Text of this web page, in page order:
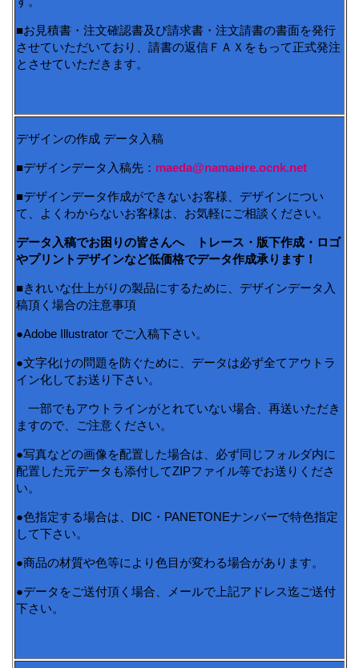
■お見積書・注文確認書及び請求書・注文請書の書面を発行
させていただいており、請書の返信ＦＡＸをもって正式発注
とさせていただきます。
デザインの作成 データ入稿
■デザインデータ入稿先： maeda@namaeire.ocnk.net
■デザインデータ作成ができないお客様、デザインについ
て、よくわからないお客様は、お気軽にご相談ください。
データ入稿でお困りの皆さんへ トレース・版下作成・ロゴ
やプリントデザインなど低価格でデータ作成承ります！
■きれいな仕上がりの製品にするために、デザインデータ入
稿頂く場合の注意事項
●Adobe Illustrator でご入稿下さい。
●文字化けの問題を防ぐために、データは必ず全てアウトラ
イン化してお送り下さい。
一部でもアウトラインがとれていない場合、再送いただき
ますので、ご注意ください。
●写真などの画像を配置した場合は、必ず同じフォルダ内に
配置した元データも添付してZIPファイル等でお送りくださ
い。
●色指定する場合は、DIC・PANETONEナンバーで特色指定
して下さい。
●商品の材質や色等により色目が変わる場合があります。
●データをご送付頂く場合、メールで上記アドレス迄ご送付
下さい。